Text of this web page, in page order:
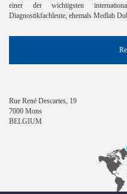
einer der wichtigsten
Diagnostikfachleute, ehemals Medlab
Rue René Descartes, 19
7000 Mons
BELGIUM